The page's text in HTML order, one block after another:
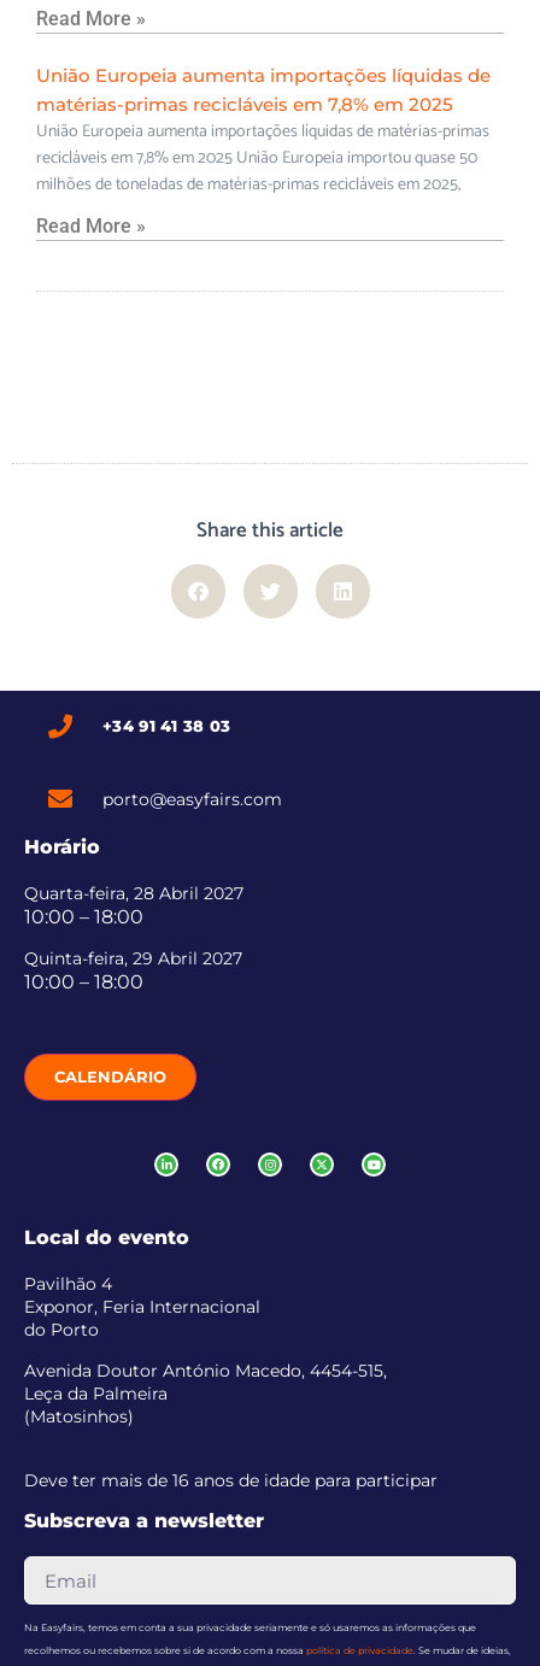
Read More »
União Europeia aumenta importações líquidas de
matérias-primas recicláveis em 7,8% em 2025
União Europeia aumenta importações líquidas de matérias-primas
recicláveis em 7,8% em 2025 União Europeia importou quase 50
milhões de toneladas de matérias-primas recicláveis em 2025,
Read More »
Share this article
+34 91 41 38 03
porto@easyfairs.com
Horário
Quarta-feira, 28 Abril 2027
10:00 – 18:00
Quinta-feira, 29 Abril 2027
10:00 – 18:00
CALENDÁRIO
Local do evento
Pavilhão 4
Exponor, Feria Internacional
do Porto
Avenida Doutor António Macedo, 4454-515,
Leça da Palmeira
(Matosinhos)
Deve ter mais de 16 anos de idade para participar
Subscreva a newsletter
Na Easyfairs, temos em conta a sua privacidade seriamente e só usaremos as informações que
recolhemos ou recebemos sobre si de acordo com a nossa política de privacidade. Se mudar de ideias,